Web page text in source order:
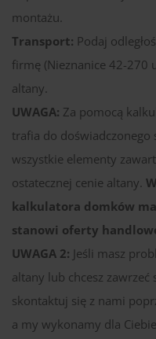
montażu.
Transport: Podaj
firmę (Nieznanice 42-270
altany.
UWAGA: Za pomocą
trafia do
wszystkie elementy
ostatecznej cenie altany.
kalkulatora domków
stanowi oferty
UWAGA 2: Jeśli masz
altany lub chcesz
skontaktuj się z nami
a my wykonamy dla